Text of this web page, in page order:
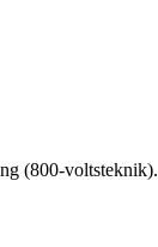
(800-voltsteknik).